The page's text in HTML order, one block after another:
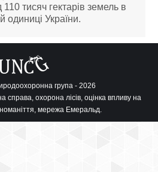
тисяч гектарів земель в
одиниці України.
група - 2026
справа, охорона лісів, оцінка впливу на
мережа Емеральд.